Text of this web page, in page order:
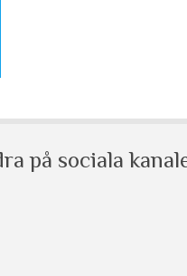
på sociala